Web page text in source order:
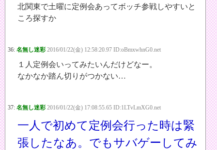
北関東で土曜に定例会あってボッチ参戦しやすいと
ころ探すか
36: 名無し迷彩 2016/01/22(金) 12:58:20.97 ID:oBmxwhnG0.net
１人定例会いってみたいんだけどなー。
なかなか踏ん切りがつかない…
37: 名無し迷彩 2016/01/22(金) 17:08:55.65 ID:1LTvLmXG0.net
一人で初めて定例会行った時は緊
張したなあ。でもサバゲーしてみ